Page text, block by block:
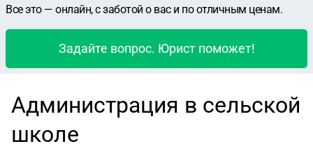
Все это — онлайн, с заботой о вас и по отличным ценам.
Задайте вопрос. Юрист поможет!
Администрация в сельской
школе